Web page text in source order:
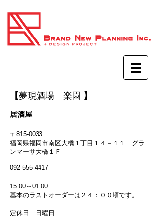
【夢現酒場 楽園 】
居酒屋
〒815-0033
福岡県福岡市南区大橋１丁目１４－１１ グラ
ンマーサ大橋１Ｆ
092-555-4417
15:00～01:00
基本のラストオーダーは２４：００頃です。
定休日 日曜日